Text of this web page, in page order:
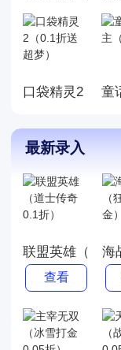
口袋精灵2（0.1
童
最新录入
联盟英雄（道士
查看
海